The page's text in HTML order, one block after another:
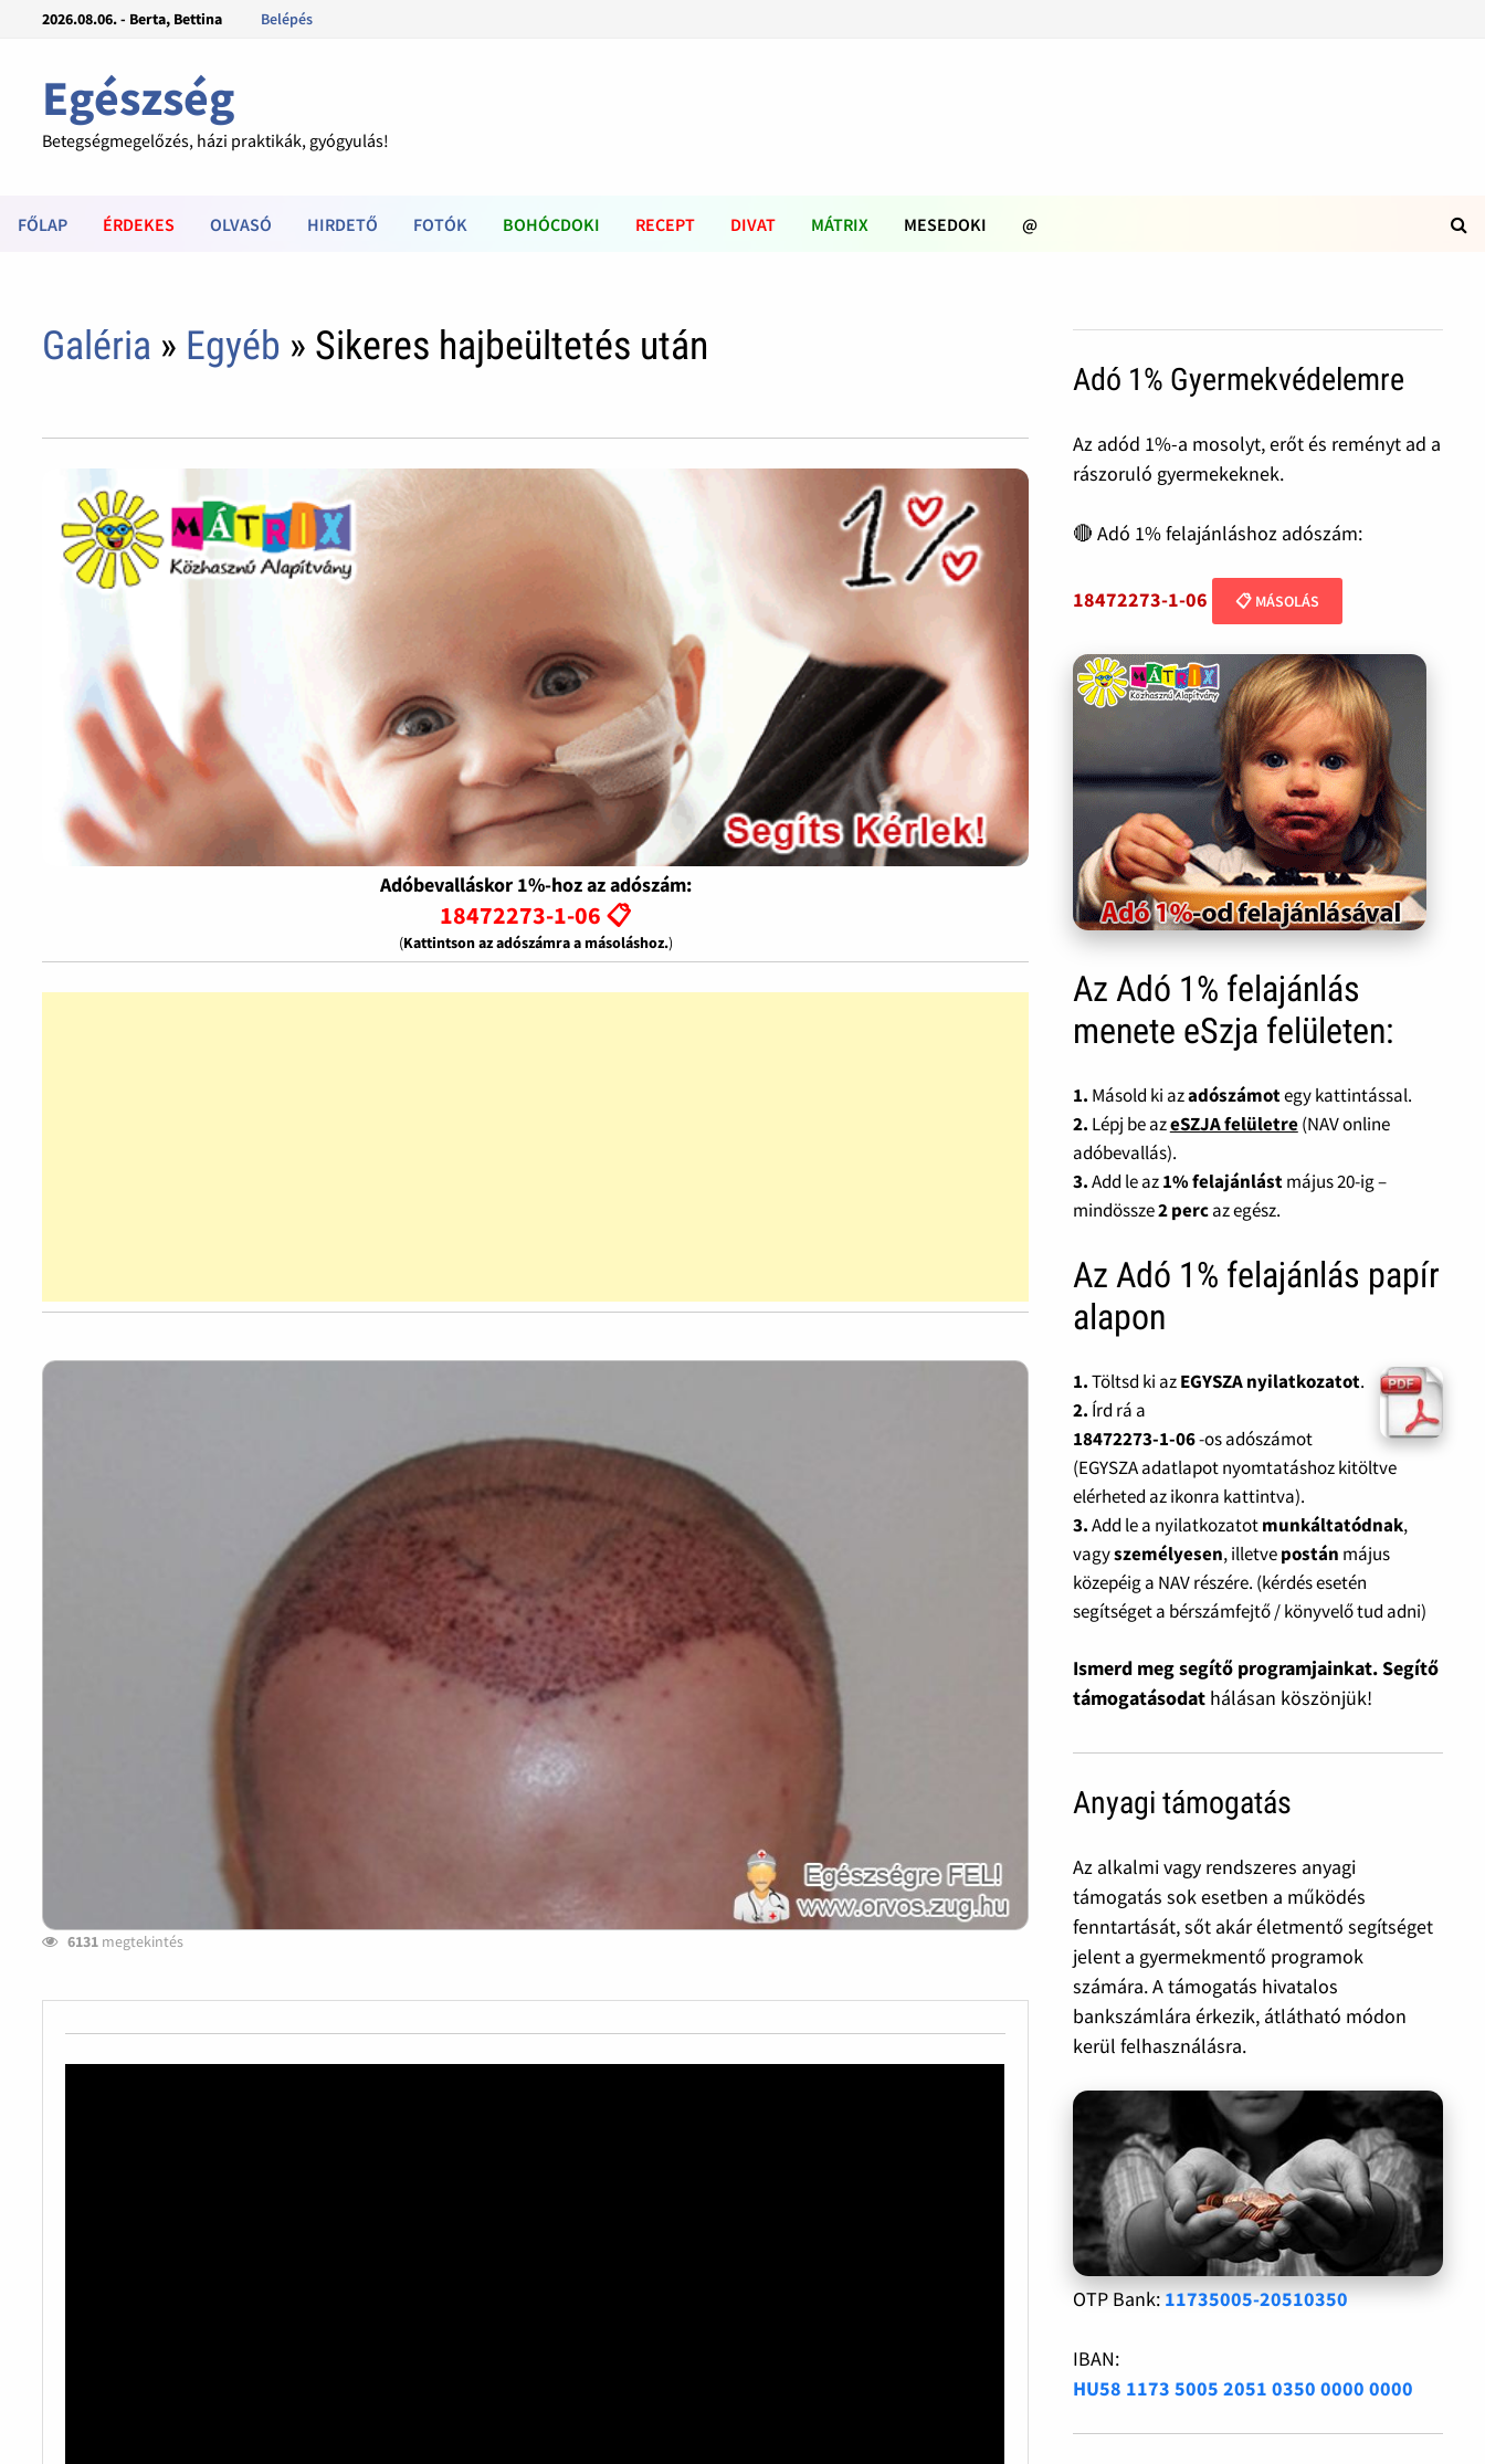
2026.08.06. - Berta, Bettina Belépés
Egészség
Betegségmegelőzés, házi praktikák, gyógyulás!
FŐLAP ÉRDEKES OLVASÓ HIRDETŐ FOTÓK BOHÓCDOKI RECEPT DIVAT MÁTRIX MESEDOKI @
Galéria » Egyéb » Sikeres hajbeültetés után
Adóbevalláskor 1%-hoz az adószám:
18472273-1-06 📋
(Kattintson az adószámra a másoláshoz.)
6131 megtekintés
Adó 1% Gyermekvédelemre
Az adód 1%-a mosolyt, erőt és reményt ad a
rászoruló gyermekeknek.
🔴 Adó 1% felajánláshoz adószám:
18472273-1-06 📋 MÁSOLÁS
Az Adó 1% felajánlás
menete eSzja felületen:
1. Másold ki azadószámotegy kattintással.
2. Lépj be azeSZJA felületre(NAV online
adóbevallás).
3.Add le az1% felajánlástmájus 20-ig –
mindössze2 percaz egész.
Az Adó 1% felajánlás papír
alapon
1.Töltsd ki azEGYSZA nyilatkozatot.
2. Írd rá a
18472273-1-06-os adószámot
(EGYSZA adatlapot nyomtatáshoz kitöltve
elérheted az ikonra kattintva).
3.Add le a nyilatkozatotmunkáltatódnak,
vagyszemélyesen, illetvepostán május
közepéig a NAV részére. (kérdés esetén
segítséget a bérszámfejtő / könyvelő tud adni)
Ismerd meg segítő programjainkat. Segítő
támogatásodat hálásan köszönjük!
Anyagi támogatás
Az alkalmi vagy rendszeres anyagi
támogatás sok esetben a működés
fenntartását, sőt akár életmentő segítséget
jelent a gyermekmentő programok
számára. A támogatás hivatalos
bankszámlára érkezik, átlátható módon
kerül felhasználásra.
OTP Bank: 11735005-20510350
IBAN:
HU58 1173 5005 2051 0350 0000 0000